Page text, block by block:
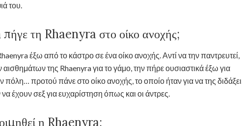
του.
τη Rhaenyra στο οίκο ανοχής;
έξω από το κάστρο σε ένα οίκο ανοχής. Αντί να την παντρευτεί,
της Rhaenyra για το γάμο, την πήρε ουσιαστικά έξω για
πόλη… προτού πάνε στο οίκο ανοχής, το οποίο ήταν για να της διδάξει
έχουν σεξ για ευχαρίστηση όπως και οι άντρες.
η Rhaenyra;